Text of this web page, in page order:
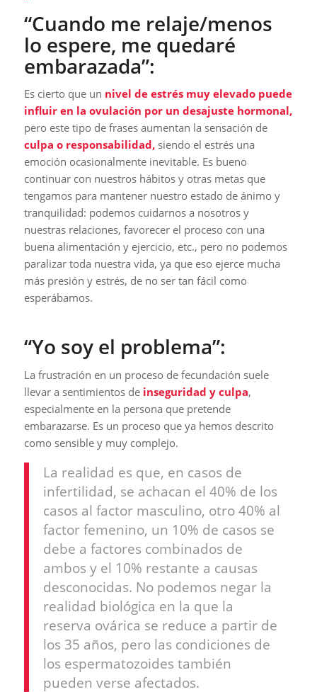
“Cuando me relaje/menos
lo espere, me quedaré
embarazada”:
Es cierto que un nivel de estrés muy elevado puede
influir en la ovulación por un desajuste hormonal,
pero este tipo de frases aumentan la sensación de
culpa o responsabilidad,siendo el estrés una
emoción ocasionalmente inevitable. Es bueno
continuar con nuestros hábitos y otras metas que
tengamos para mantener nuestro estado de ánimo y
tranquilidad: podemos cuidarnos a nosotros y
nuestras relaciones, favorecer el proceso con una
buena alimentación y ejercicio, etc., pero no podemos
paralizar toda nuestra vida, ya que eso ejerce mucha
más presión y estrés, de no ser tan fácil como
esperábamos.
“Yo soy el problema”:
La frustración en un proceso de fecundación suele
llevar a sentimientos de inseguridad y culpa,
especialmente en la persona que pretende
embarazarse. Es un proceso que ya hemos descrito
como sensible y muy complejo.
La realidad es que, en casos de
infertilidad, se achacan el 40% de los
casos al factor masculino, otro 40% al
factor femenino, un 10% de casos se
debe a factores combinados de
ambos y el 10% restante a causas
desconocidas. No podemos negar la
realidad biológica en la que la
reserva ovárica se reduce a partir de
los 35 años, pero las condiciones de
los espermatozoides también
pueden verse afectados.